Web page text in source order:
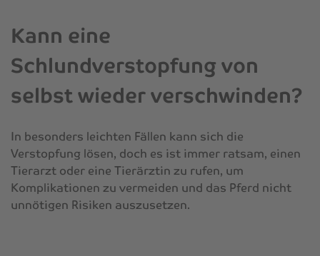
Kann eine
Schlundverstopfung von
selbst wieder verschwinden?
In besonders leichten Fällen kann sich die
Verstopfung lösen, doch es ist immer ratsam, einen
Tierarzt oder eine Tierärztin zu rufen, um
Komplikationen zu vermeiden und das Pferd nicht
unnötigen Risiken auszusetzen.